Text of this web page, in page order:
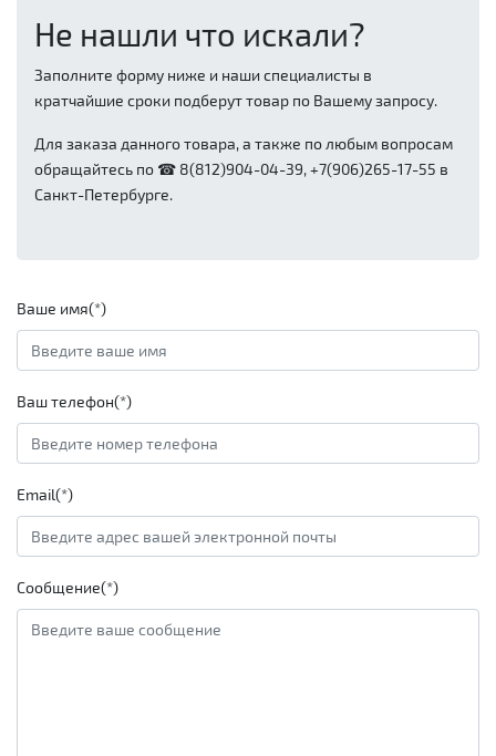
Не нашли что искали?
Заполните форму ниже и наши специалисты в
кратчайшие сроки подберут товар по Вашему запросу.
Для заказа данного товара, а также по любым вопросам
обращайтесь по ☎ 8(812)904-04-39, +7(906)265-17-55 в
Санкт-Петербурге.
Ваше имя(*)
Ваш телефон(*)
Email(*)
Сообщение(*)